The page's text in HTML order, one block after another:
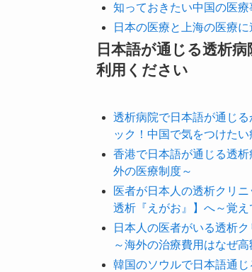
知っておきたい中国の医療
日本の医療と上海の医療に
日本語が通じる透析
利用ください
透析病院で日本語が通じ
ック！中国で気をつけたい
香港で日本語が通じる透
外の医療制度～
医者が日本人の透析クリ
透析『えがお』】へ～覚
日本人の医者がいる透析
～海外の治療費用はなぜ高
韓国のソウルで日本語通